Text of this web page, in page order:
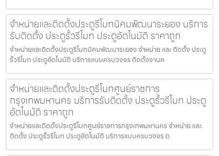
จำหน่ายและติดตั้งประตูรีโมทนิคมพัฒนาระยอง บริการ
รับติดตั้ง ประตูรั้วรีโมท ประตูอัตโนมัติ ราคาถูก
จำหน่ายและติดตั้งประตูรีโมทนิคมพัฒนาระยอง จำหน่าย และ ติดตั้ง ประตู
รั้วรีโมท ประตูอัตโนมัติ บริการแบบครบวงจร ติดตั้งงานค
จำหน่ายและติดตั้งประตูรีโมทศูนย์ราชการ
กรุงเทพมหานคร บริการรับติดตั้ง ประตูรั้วรีโมท ประตู
อัตโนมัติ ราคาถูก
จำหน่ายและติดตั้งประตูรีโมทศูนย์ราชการกรุงเทพมหานคร จำหน่าย และ
ติดตั้ง ประตูรั้วรีโมท ประตูอัตโนมัติ บริการแบบครบวงจร ต